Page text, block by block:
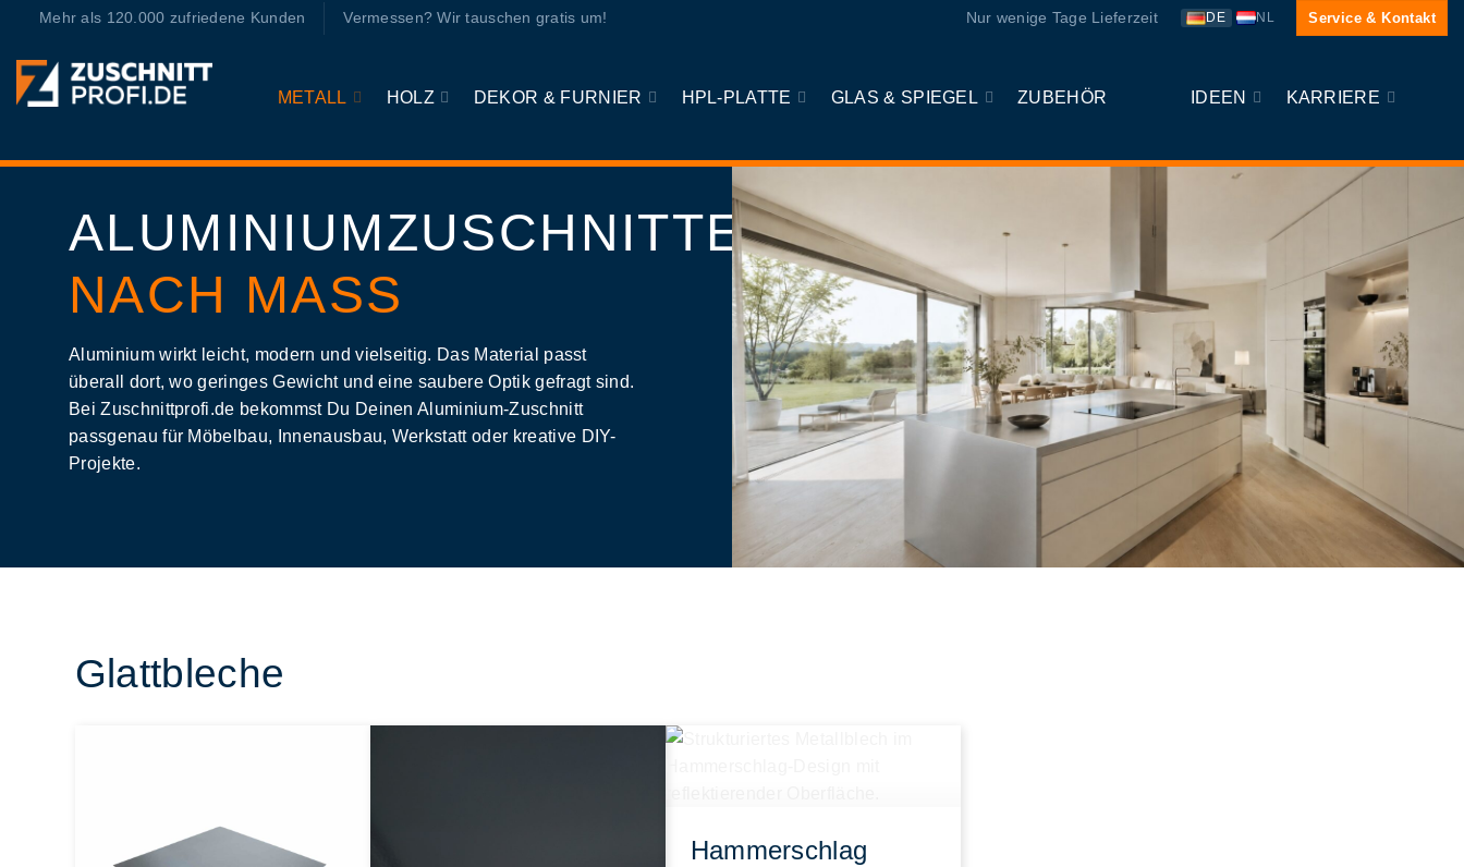
springen
Mehr als 120.000 zufriedene Kunden Vermessen? Wir tauschen gratis um! Nur wenige Tage Lieferzeit DE NL Service & Kontakt
METALL HOLZ DEKOR & FURNIER HPL-PLATTE GLAS & SPIEGEL ZUBEHÖR IDEEN KARRIERE
ALUMINIUMZUSCHNITTE
NACH MASS
Aluminium wirkt leicht, modern und vielseitig. Das Material passt
überall dort, wo geringes Gewicht und eine saubere Optik gefragt sind.
Bei Zuschnittprofi.de bekommst Du Deinen Aluminium-Zuschnitt
passgenau für Möbelbau, Innenausbau, Werkstatt oder kreative DIY-
Projekte.
Glattbleche
Hammerschlag